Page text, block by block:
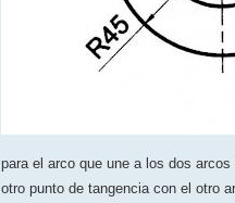
para el arco que une a los dos
otro punto de tangencia con el otro